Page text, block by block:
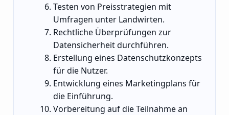
Testen von Preisstrategien mit
Umfragen unter Landwirten.
Rechtliche Überprüfungen zur
Datensicherheit durchführen.
Erstellung eines Datenschutzkonzepts
für die Nutzer.
Entwicklung eines Marketingplans für
die Einführung.
Vorbereitung auf die Teilnahme an